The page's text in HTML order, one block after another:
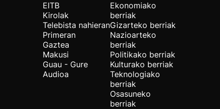
EITB
Kirolak
Telebista nahieran
Primeran
Gaztea
Makusi
Guau - Gure
Audioa
Ekonomiako
berriak
Gizarteko berriak
Nazioarteko
berriak
Politikako berriak
Kulturako berriak
Teknologiako
berriak
Osasuneko
berriak